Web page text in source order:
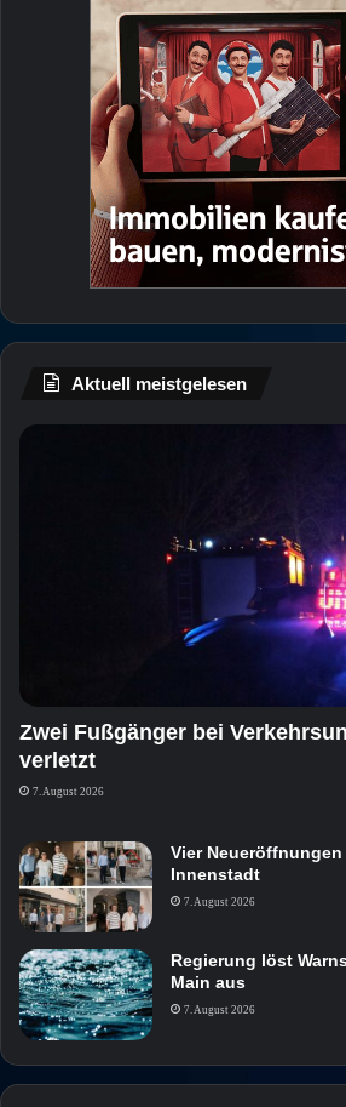
Aktuell meistgelesen
Zwei Fußgänger bei
verletzt
7. August 2026
Vier
Innenstadt
7. August 2026
Regierung löst
Main aus
7. August 2026